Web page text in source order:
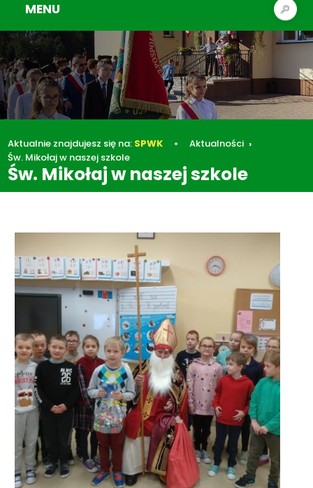
Aktualnie znajdujesz się na: SPWK
Aktualności
Św. Mikołaj w naszej szkole
Św. Mikołaj w naszej szkole
MENU